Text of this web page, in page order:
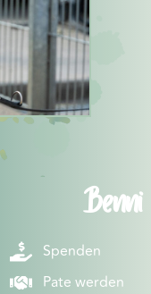
Benni
Spenden
Pate werden